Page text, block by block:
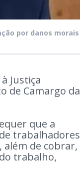
por danos morais
Justiça
de Camargo da
que a
trabalhadores
além de cobrar,
trabalho,